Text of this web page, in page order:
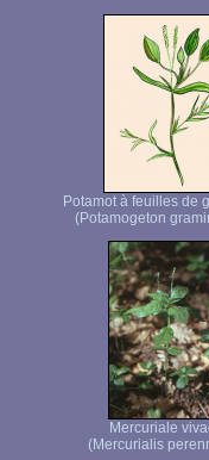
Potamot à feuilles de
(Potamogeton
Mercuriale
(Mercurialis